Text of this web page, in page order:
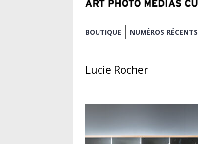
Aller
principal
BOUTIQUE NUMÉROS RÉCENTS
Lucie Rocher